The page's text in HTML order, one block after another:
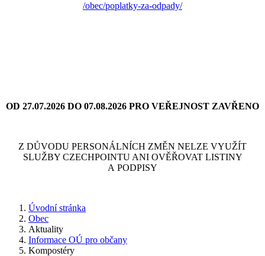
/obec/poplatky-za-odpady/
OD 27.07.2026 DO 07.08.2026 PRO VEŘEJNOST ZAVŘENO
Z DŮVODU PERSONÁLNÍCH ZMĚN NELZE VYUŽÍT
SLUŽBY CZECHPOINTU ANI OVĚŘOVAT LISTINY
A PODPISY
Úvodní stránka
Obec
Aktuality
Informace OÚ pro občany
Kompostéry